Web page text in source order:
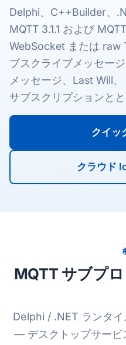
Delphi、C++Builder、
MQTT 3.1.1 および
WebSocket または raw
ブスクライブメッセー
メッセージ、Last Will
サブスクリプションと
クイッ
クラウド
MQTT サブプ
Delphi / .NET ランタ
— デスクトップサービ